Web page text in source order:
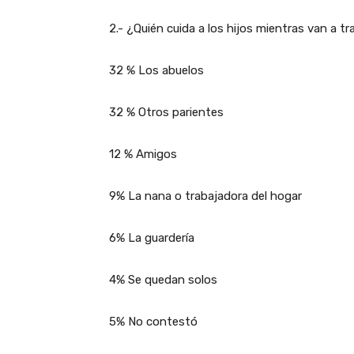
2.- ¿Quién cuida a los hijos mientras van a
32 % Los abuelos
32 % Otros parientes
12 % Amigos
9% La nana o trabajadora del hogar
6% La guardería
4% Se quedan solos
5% No contestó